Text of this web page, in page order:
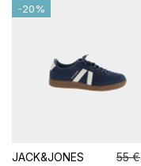
JACK&JONES 55 €
-20%